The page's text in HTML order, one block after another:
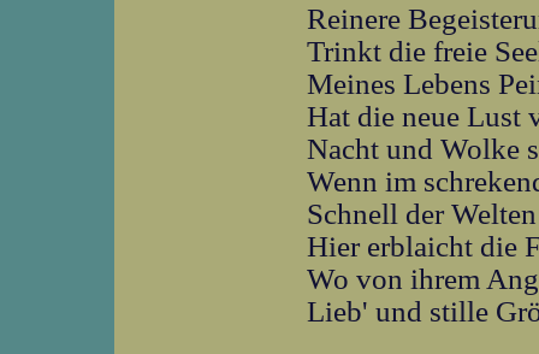
Reinere
Trinkt die freie
Meines Lebens
Hat die neue Lust
Nacht und Wolke
Wenn im
Schnell der
Hier erblaicht die
Wo von ihrem
Lieb' und stille